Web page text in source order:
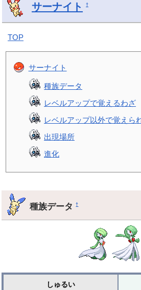
サーナイト †
TOP
サーナイト
種族データ
レベルアップで覚えるわざ
レベルアップ以外で覚えら
出現場所
進化
種族データ†
しゅるい